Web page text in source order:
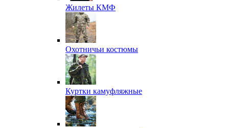
Жилеты КМФ
Охотничьи костюмы
Куртки камуфляжные